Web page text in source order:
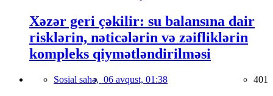
Xəzər geri çəkilir: su balansına dair
risklərin, nəticələrin və zəifliklərin
kompleks qiymətləndirilməsi
Sosial sahə, 06 avqust, 01:38 401